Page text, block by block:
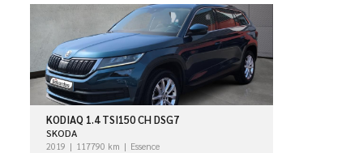
KODIAQ 1.4 TSI150 CH DSG7
SKODA
2019 117790 km Essence